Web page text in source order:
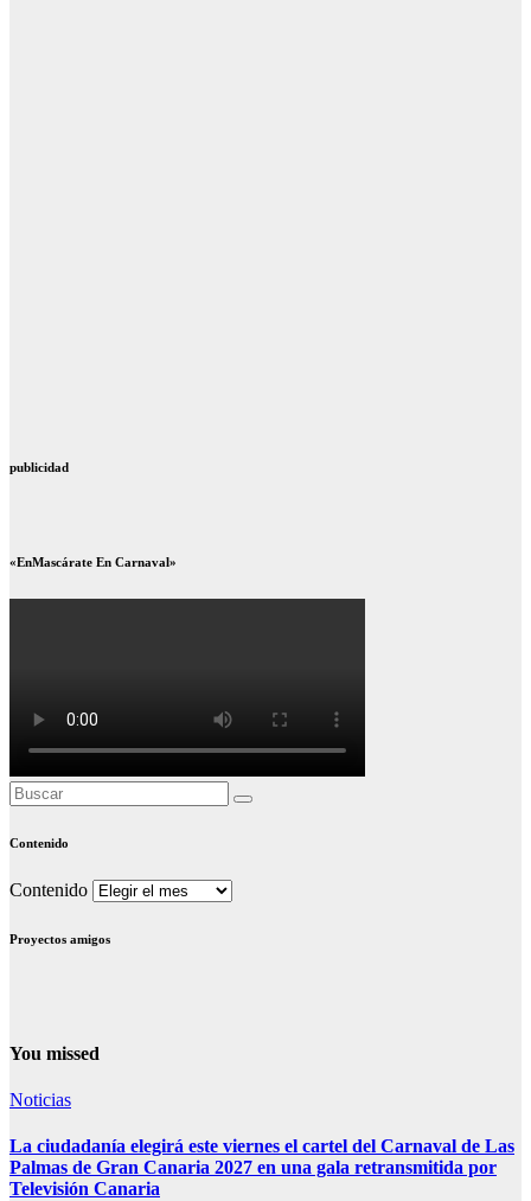
publicidad
«EnMascárate En Carnaval»
Contenido
Contenido
Proyectos amigos
You missed
Noticias
La ciudadanía elegirá este viernes el cartel del Carnaval de Las
Palmas de Gran Canaria 2027 en una gala retransmitida por
Televisión Canaria